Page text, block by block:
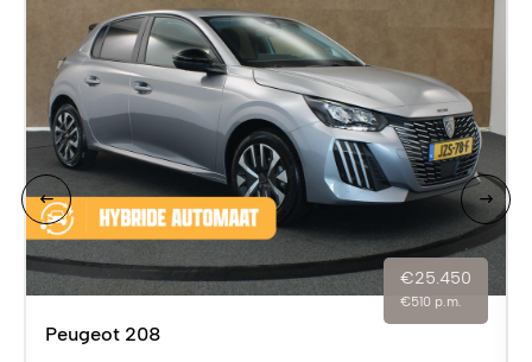
€25.450
€510 p.m.
Peugeot 208